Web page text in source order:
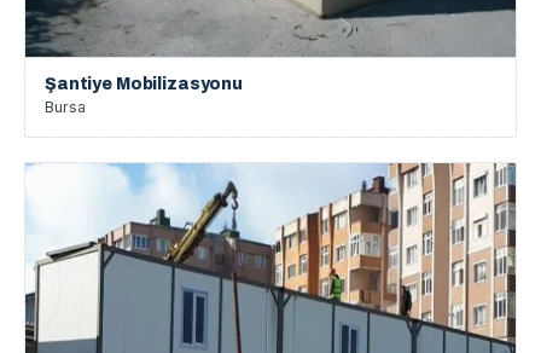
Şantiye Mobilizasyonu
Bursa